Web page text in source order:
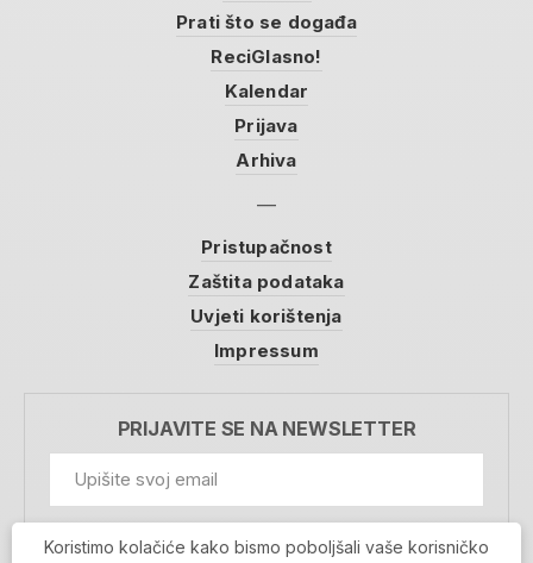
Prati što se događa
ReciGlasno!
Kalendar
Prijava
Arhiva
Pristupačnost
Zaštita podataka
Uvjeti korištenja
Impressum
PRIJAVITE SE NA NEWSLETTER
Prihvaćam da se moji podaci spremaju u bazu
Koristimo kolačiće kako bismo poboljšali vaše korisničko